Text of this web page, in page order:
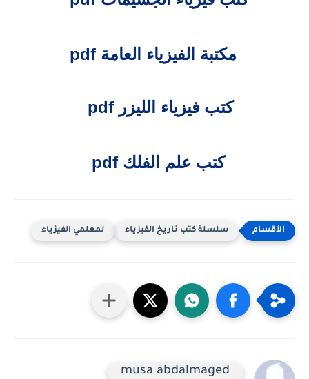
مكتبة الفيزياء العامة pdf
كتب فيزياء الليزر pdf
كتب علم الفلك pdf
سلسلة كتب تاريخ الفيزياء لمعلمي الفيزياء
musa abdalmaged